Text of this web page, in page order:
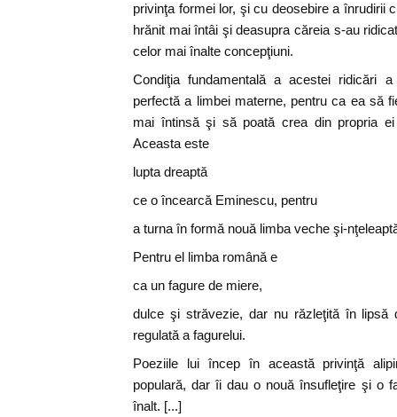
privinţa formei lor, şi cu deosebire a înrudirii
hrănit mai întâi şi deasupra căreia s-au
celor mai înalte concepţiuni.
Condiţia fundamentală a acestei ridicări
perfectă a limbei materne, pentru ca ea să
mai întinsă şi să poată crea din propria
Aceasta este
lupta dreaptă
ce o încearcă Eminescu, pentru
a turna în formă nouă limba veche şi-
Pentru el limba română e
ca un fagure de miere,
dulce şi străvezie, dar nu răzleţită în lipsă
regulată a fagurelui.
Poeziile lui încep în această privinţă
populară, dar îi dau o nouă însufleţire şi o
înalt. [...]